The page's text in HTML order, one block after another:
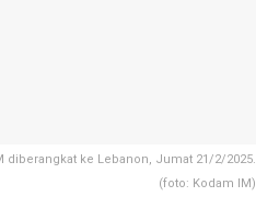
diberangkat ke Lebanon, Jumat 21/2/2025.
(foto: Kodam IM)